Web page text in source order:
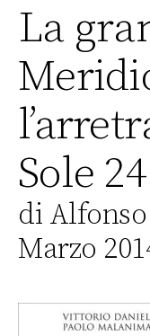
La
Sole
di
Marzo